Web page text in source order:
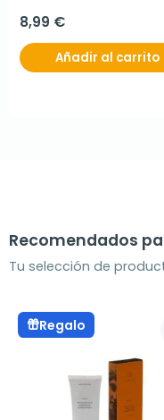
8,99 €
Añadir al carrito
Recomendados
Tu selección de
Regalo